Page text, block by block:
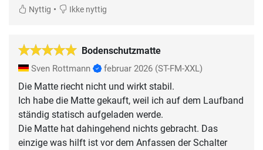
Nyttig • Ikke nyttig
Bodenschutzmatte
Sven Rottmann februar 2026 (ST-FM-XXL)
Die Matte riecht nicht und wirkt stabil.
Ich habe die Matte gekauft, weil ich auf dem Laufband
ständig statisch aufgeladen werde.
Die Matte hat dahingehend nichts gebracht. Das
einzige was hilft ist vor dem Anfassen der Schalter